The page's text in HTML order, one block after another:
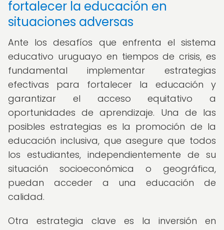
fortalecer la educación en
situaciones adversas
Ante los desafíos que enfrenta el sistema
educativo uruguayo en tiempos de crisis, es
fundamental implementar estrategias
efectivas para fortalecer la educación y
garantizar el acceso equitativo a
oportunidades de aprendizaje. Una de las
posibles estrategias es la promoción de la
educación inclusiva, que asegure que todos
los estudiantes, independientemente de su
situación socioeconómica o geográfica,
puedan acceder a una educación de
calidad.
Otra estrategia clave es la inversión en